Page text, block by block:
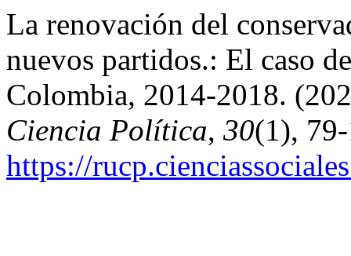
La renovación del
nuevos partidos.: El caso
Colombia, 2014-2018.
Ciencia Política, 30(1),
https://